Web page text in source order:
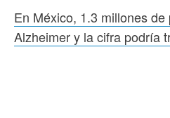
En México, 1.3 millones
Alzheimer y la cifra podría